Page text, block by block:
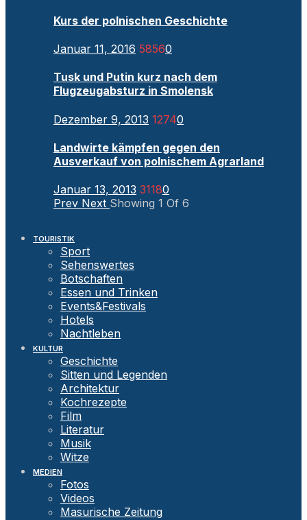
Kurs der polnischen Geschichte
Januar 11, 2016 58560
Tusk und Putin kurz nach dem
Flugzeugabsturz in Smolensk
Dezember 9, 2013 12740
Landwirte kämpfen gegen den
Ausverkauf von polnischem Agrarland
Januar 13, 2013 31180
Prev Next Showing 1 Of 6
TOURISTIK
Sport
Sehenswertes
Botschaften
Essen und Trinken
Events&Festivals
Hotels
Nachtleben
KULTUR
Geschichte
Sitten und Legenden
Architektur
Kochrezepte
Film
Literatur
Musik
Witze
MEDIEN
Fotos
Videos
Masurische Zeitung